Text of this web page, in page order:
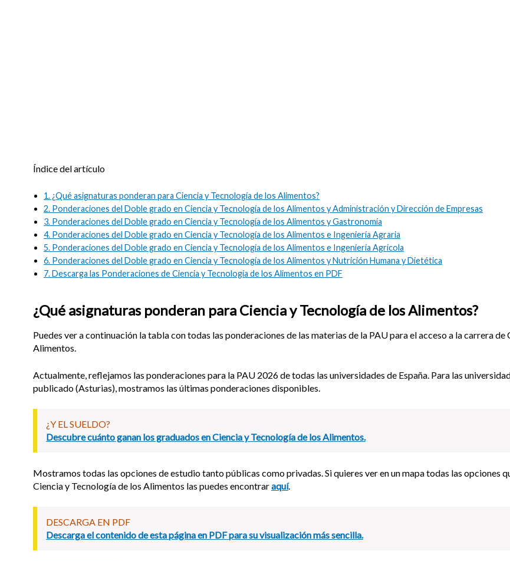
Índice del artículo
1. ¿Qué asignaturas ponderan para Ciencia y Tecnología de los Alimentos?
2. Ponderaciones del Doble grado en Ciencia y Tecnología de los Alimentos y Administración y Dirección de Empresas
3. Ponderaciones del Doble grado en Ciencia y Tecnología de los Alimentos y Gastronomía
4. Ponderaciones del Doble grado en Ciencia y Tecnología de los Alimentos e Ingeniería Agraria
5. Ponderaciones del Doble grado en Ciencia y Tecnología de los Alimentos e Ingeniería Agrícola
6. Ponderaciones del Doble grado en Ciencia y Tecnología de los Alimentos y Nutrición Humana y Dietética
7.Descarga las Ponderaciones de Ciencia y Tecnología de los Alimentos en PDF
¿Qué asignaturas ponderan para Ciencia y Tecnología de los Alimentos?
Puedes ver a continuación la tabla con todas las ponderaciones de las materias de la PAU para el acceso a la carrera de
Alimentos.
Actualmente, reflejamos las ponderaciones para la PAU 2026 de todas las universidades de España. Para las
publicado (Asturias), mostramos las últimas ponderaciones disponibles.
¿Y EL SUELDO?
Descubre cuánto ganan los graduados en Ciencia y Tecnología de los Alimentos.
Mostramos todas las opciones de estudio tanto públicas como privadas. Si quieres ver en un mapa todas las opciones
Ciencia y Tecnología de los Alimentos las puedes encontraraquí.
DESCARGA EN PDF
Descarga el contenido de esta página en PDF para su visualización más sencilla.